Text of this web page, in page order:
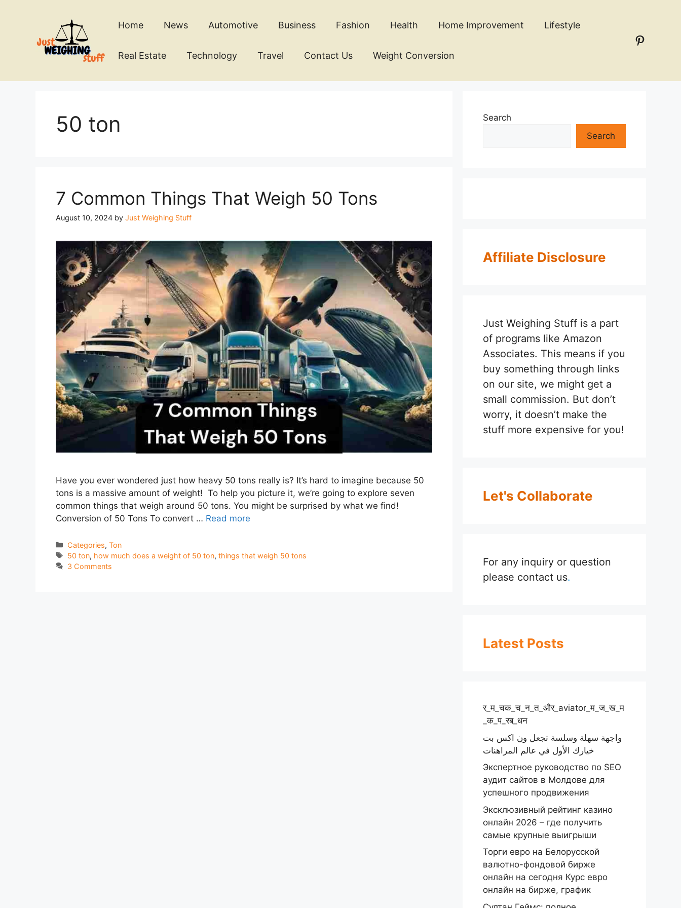
Home News Automotive Business Fashion Health Home Improvement Lifestyle
Real Estate Technology Travel Contact Us Weight Conversion
50 ton
7 Common Things That Weigh 50 Tons
August 10, 2024 by Just Weighing Stuff
Have you ever wondered just how heavy 50 tons really is? It’s hard to imagine because 50
tons is a massive amount of weight! To help you picture it, we’re going to explore seven
common things that weigh around 50 tons. You might be surprised by what we find!
Conversion of 50 Tons To convert … Read more
Categories
Categories, Ton
Tags
50 ton, how much does a weight of 50 ton, things that weigh 50 tons
3 Comments
Search
Search
Affiliate Disclosure
Just Weighing Stuff is a part
of programs like Amazon
Associates. This means if you
buy something through links
on our site, we might get a
small commission. But don’t
worry, it doesn’t make the
stuff more expensive for you!
Let's Collaborate
For any inquiry or question
please contact us.
Latest Posts
र_म_चक_च_न_त_और_aviator_म_ज_ख_म
_क_प_रब_धन
واجهة سهلة وسلسة تجعل ون اكس بت
خيارك الأول في عالم المراهنات
Экспертное руководство по SEO
аудит сайтов в Молдове для
успешного продвижения
Эксклюзивный рейтинг казино
онлайн 2026 – где получить
самые крупные выигрыши
Торги евро на Белорусской
валютно-фондовой бирже
онлайн на сегодня Курс евро
онлайн на бирже, график